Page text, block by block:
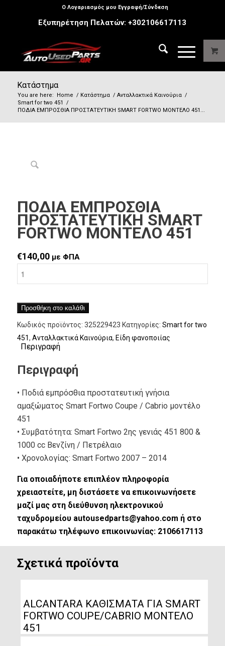
Ο Λογαριασμός μου Εγγραφή/Σύνδεση
Εξυπηρέτηση Πελατών:+302106617113
Κατάστημα
You are here: Home / Κατάστημα / Ανταλλακτικά Καινούρια /
Smart for two 451
/
ΠΟΔΙΑ ΕΜΠΡΟΣΘΙΑ ΠΡΟΣΤΑΤΕΥΤΙΚΗ SMART FORTWO ΜΟΝΤΕΛΟ 451...
ΠΟΔΙΑ ΕΜΠΡΟΣΘΙΑ
ΠΡΟΣΤΑΤΕΥΤΙΚΗ SMART
FORTWO ΜΟΝΤΕΛΟ 451
€140,00 με ΦΠΑ
Προσθήκη στο καλάθι
Κωδικός προϊόντος: 325229423 Κατηγορίες: Smart for two
451, Ανταλλακτικά Καινούρια, Είδη φανοποιίας
Περιγραφή
Περιγραφή
• Ποδιά εμπρόσθια προστατευτική γνήσια
αμαξώματος Smart Fortwo Coupe / Cabrio μοντέλο
451
• Συμβατότητα: Smart Fortwo 2ης γενιάς 451 800 &
1000 cc Βενζίνη / Πετρέλαιο
• Xρονολογίας: Smart Fortwo 2007 – 2014
Για οποιαδήποτε επιπλέον πληροφορία
χρειαστείτε, μη διστάσετε να επικοινωνήσετε
μαζί μας στη διεύθυνση ηλεκτρονικού
ταχυδρομείου autousedparts@yahoo.com ή στο
παρακάτω τηλέφωνο επικοινωνίας: 2106617113
Σχετικά προϊόντα
ALCANTARA ΚΑΘΙΣΜΑΤΑ ΓΙΑ SMART
FORTWO COUPE/CABRIO ΜΟΝΤΕΛΟ
451